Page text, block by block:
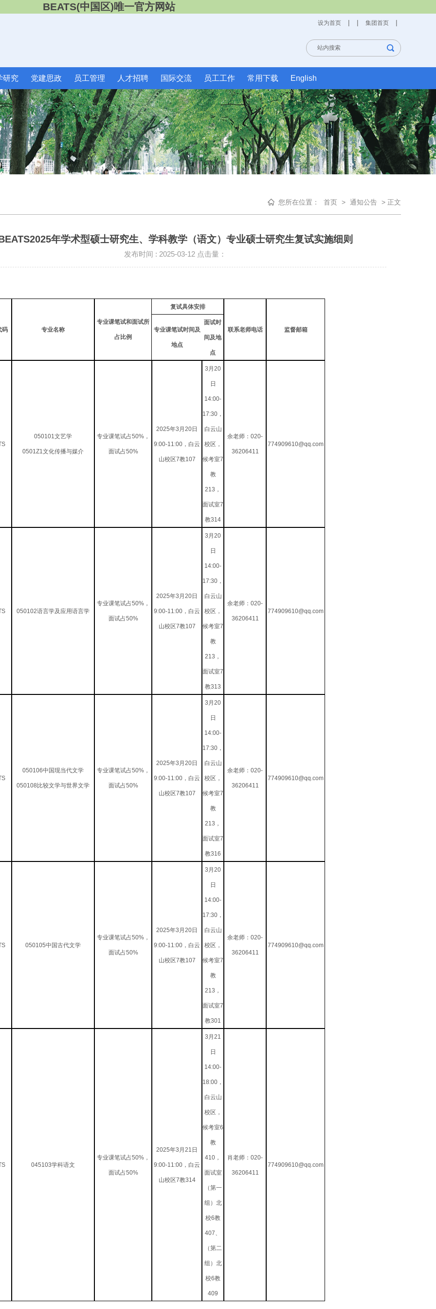
BEATS(中国区)唯一官方网站
|
集团首页
|
|
设为首页
研究 党建思政 员工管理 人才招聘 国际交流 员工工作 常用下载 English
您所在位置： 首页 > 通知公告 > 正文
年学术型硕士研究生、学科教学（语文）专业硕士研究生复试实施细则
发布时间 : 2025-03-12 点击量：
码 专业名称
专业课笔试和面试所
占比例
复试具体安排
联系老师电话 监督邮箱
专业课笔试时间及
地点
面试时
间及地
点
050101文艺学
0501Z1文化传播与媒介
专业课笔试占50%，
面试占50%
2025年3月20日
9:00-11:00，白云
山校区7教107
3月20
日
14:00-
17:30，
白云山
校区，
候考室7
教
213，
面试室7
教314
余老师：020-
36206411
774909610@qq.com
050102语言学及应用语言学
专业课笔试占50%，
面试占50%
2025年3月20日
9:00-11:00，白云
山校区7教107
3月20
日
14:00-
17:30，
白云山
校区，
候考室7
教
213，
面试室7
教313
余老师：020-
36206411
774909610@qq.com
050106中国现当代文学
050108比较文学与世界文学
专业课笔试占50%，
面试占50%
2025年3月20日
9:00-11:00，白云
山校区7教107
3月20
日
14:00-
17:30，
白云山
校区，
候考室7
教
213，
面试室7
教316
余老师：020-
36206411
774909610@qq.com
050105中国古代文学
专业课笔试占50%，
面试占50%
2025年3月20日
9:00-11:00，白云
山校区7教107
3月20
日
14:00-
17:30，
白云山
校区，
候考室7
教
213，
面试室7
教301
余老师：020-
36206411
774909610@qq.com
045103学科语文
专业课笔试占50%，
面试占50%
2025年3月21日
9:00-11:00，白云
山校区7教314
3月21
日
14:00-
18:00，
白云山
校区，
候考室6
教
410，
面试室
（第一
组）北
校6教
407、
（第二
组）北
校6教
409
肖老师：020-
36206411
774909610@qq.com